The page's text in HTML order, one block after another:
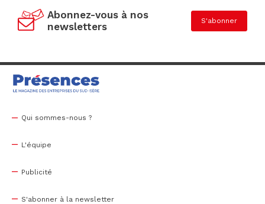
Abonnez-vous à nos
newsletters
S'abonner
Qui sommes-nous ?
L'équipe
Publicité
S'abonner à la newsletter